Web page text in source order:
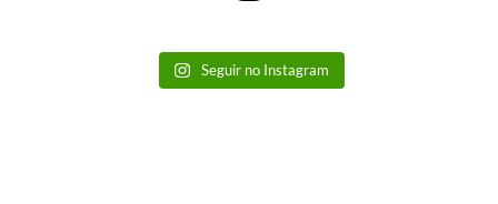
Seguir no Instagram